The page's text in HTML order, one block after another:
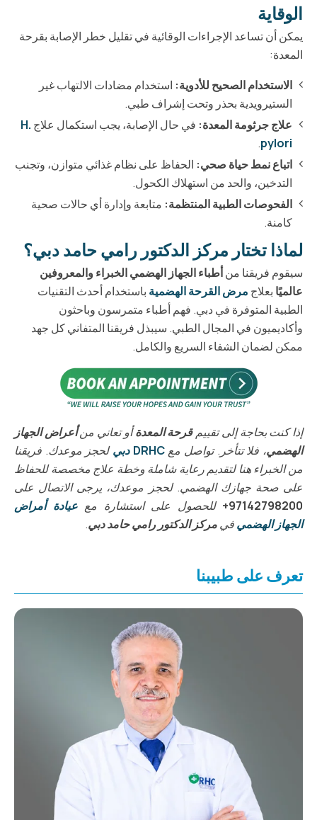
الوقاية
يمكن أن تساعد الإجراءات الوقائية في تقليل خطر الإصابة بقرحة
المعدة:
الاستخدام الصحيح للأدوية: استخدام مضادات الالتهاب غير
الستيرويدية بحذر وتحت إشراف طبي.
علاج جرثومة المعدة: في حال الإصابة، يجب استكمال علاج H.
pylori
.
اتباع نمط حياة صحي: الحفاظ على نظام غذائي متوازن، وتجنب
التدخين، والحد من استهلاك الكحول.
الفحوصات الطبية المنتظمة: متابعة وإدارة أي حالات صحية
كامنة.
لماذا تختار مركز الدكتور رامي حامد دبي؟
سيقوم فريقنا منأطباء الجهاز الهضمي الخبراء والمعروفين
عالميًا بعلاج مرض القرحة الهضمية باستخدام أحدث التقنيات
الطبية المتوفرة في دبي. فهم أطباء متمرسون وباحثون
وأكاديميون في المجال الطبي. سيبذل فريقنا المتفاني كل جهد
ممكن لضمان الشفاء السريع والكامل.
إذا كنت بحاجة إلى تقييمقرحة المعدةأو تعاني منأعراض الجهاز
الهضمي، فلا تتأخر. تواصل معDRHC دبي
لحجز موعدك. فريقنا
من الخبراء هنا لتقديم رعاية شاملة وخطة علاج مخصصة للحفاظ
على صحة جهازك الهضمي. لحجز موعدك، يرجى الاتصال على
97142798200+
للحصول على استشارة مععيادة أمراض
الجهاز الهضميفيمركز الدكتور رامي حامد دبي.
تعرف على طبيبنا